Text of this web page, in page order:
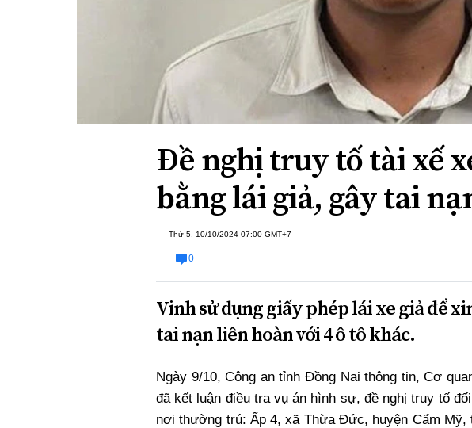
Đề nghị truy tố tài xế
bằng lái giả, gây tai
Thứ 5, 10/10/2024 07:00 GMT+7
0
Vinh sử dụng giấy phép lái xe giả để
tai nạn liên hoàn với 4 ô tô khác.
Ngày 9/10, Công an tỉnh Đồng Nai thông tin, Cơ
đã kết luận điều tra vụ án hình sự, đề nghị truy tố
nơi thường trú: Ấp 4, xã Thừa Đức, huyện Cẩm Mỹ,